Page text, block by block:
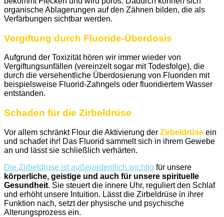
organische Ablagerungen auf den Zähnen bilden, die als
Verfärbungen sichtbar werden.
Vergiftung durch Fluoride-Überdosis
Aufgrund der Toxizität hören wir immer wieder von
Vergiftungsunfällen (vereinzelt sogar mit Todesfolge), die
durch die versehentliche Überdosierung von Fluoriden mit
beispielsweise Fluorid-Zahngels oder fluoridiertem Wasser
entstanden.
Schaden für die Zirbeldrüse
Vor allem schränkt Flour die Aktivierung der Zirbeldrüse ein
und schadet ihr! Das Fluorid sammelt sich in ihrem Gewebe
an und lässt sie schließlich verhärten.
Die Zirbeldrüse ist außerordentlich wichtig für unsere
körperliche, geistige und auch für unsere spirituelle
Gesundheit. Sie steuert die innere Uhr, reguliert den Schlaf
und erhöht unsere Intuition. Lässt die Zirbeldrüse in ihrer
Funktion nach, setzt der physische und psychische
Alterungsprozess ein.